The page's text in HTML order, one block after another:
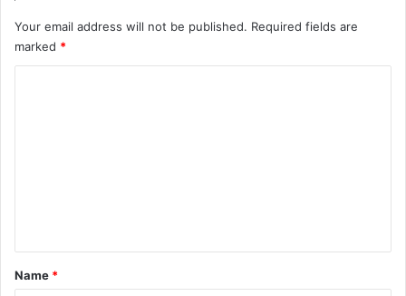
Your email address will not be published. Required fields are
marked *
*
Name *